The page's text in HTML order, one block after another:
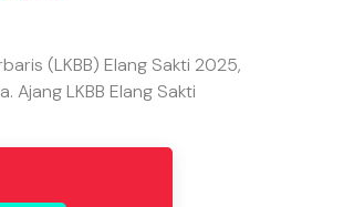
(LKBB) Elang Sakti 2025,
LKBB Elang Sakti